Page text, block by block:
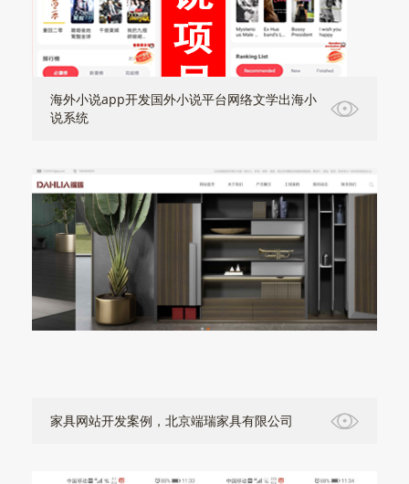
海外小说app开发国外小说平台网络文学出海小
说系统
家具网站开发案例，北京端瑞家具有限公司